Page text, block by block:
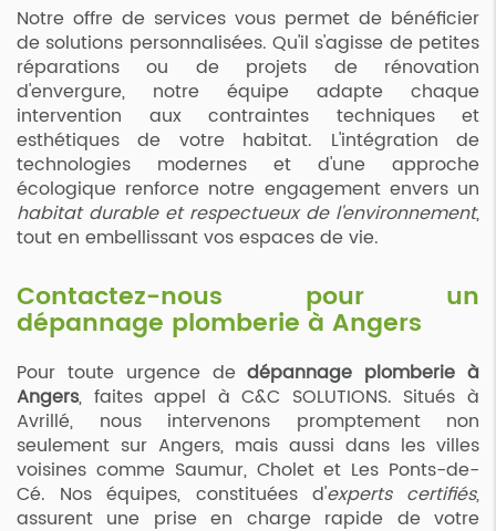
Notre offre de services vous permet de bénéficier
de solutions personnalisées. Qu'il s'agisse de petites
réparations ou de projets de rénovation
d'envergure, notre équipe adapte chaque
intervention aux contraintes techniques et
esthétiques de votre habitat. L'intégration de
technologies modernes et d'une approche
écologique renforce notre engagement envers un
habitat durable et respectueux de l'environnement,
tout en embellissant vos espaces de vie.
Contactez-nous pour un
dépannage plomberie à Angers
Pour toute urgence dedépannage plomberie à
Angers, faites appel à C&C SOLUTIONS. Situés à
Avrillé, nous intervenons promptement non
seulement sur Angers, mais aussi dans les villes
voisines comme Saumur, Cholet et Les Ponts-de-
Cé. Nos équipes, constituées d'experts certifiés,
assurent une prise en charge rapide de votre